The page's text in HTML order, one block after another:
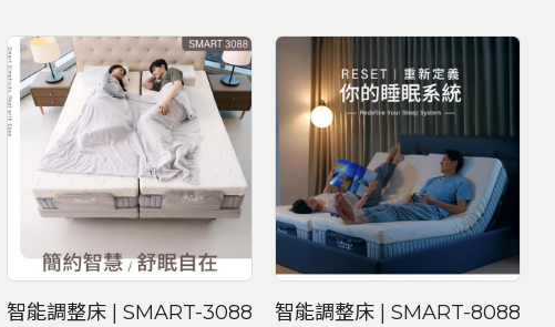
智能調整床 | SMART-3088
價
格
範
圍：
NT$2,990
到
NT$88,800
智能調整床 | SMART-8088
價
到